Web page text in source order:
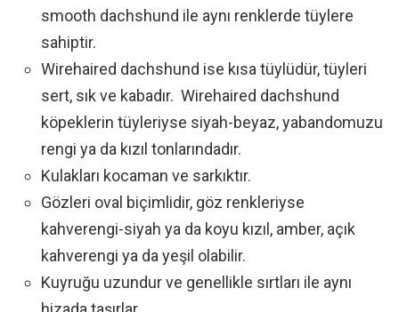
smooth dachshund ile aynı renklerde tüylere
sahiptir.
Wirehaired dachshund ise kısa tüylüdür, tüyleri
sert, sık ve kabadır. Wirehaired dachshund
köpeklerin tüyleriyse siyah-beyaz, yabandomuzu
rengi ya da kızıl tonlarındadır.
Kulakları kocaman ve sarkıktır.
Gözleri oval biçimlidir, göz renkleriyse
kahverengi-siyah ya da koyu kızıl, amber, açık
kahverengi ya da yeşil olabilir.
Kuyruğu uzundur ve genellikle sırtları ile aynı